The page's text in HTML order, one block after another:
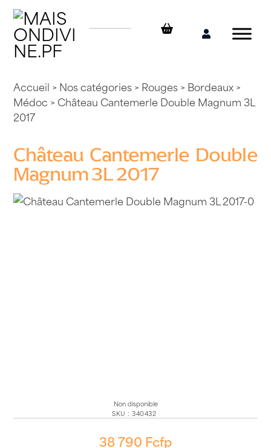
Skip
content
Mon
Accueil > Nos catégories> Rouges> Bordeaux>
Médoc > Château Cantemerle Double Magnum 3L
2017
Château Cantemerle Double
Magnum 3L 2017
Non disponible
SKU : 340432
38 790 Fcfp